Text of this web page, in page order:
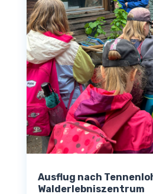
Ausflug nach
Walderlebniszentrum